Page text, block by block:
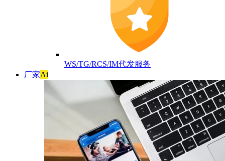
WS/TG/RCS/IM代发服务
厂家Ai